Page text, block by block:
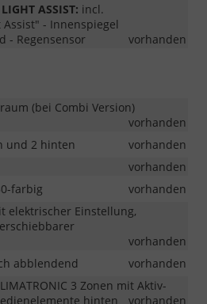
ASSIST: incl.
- Innenspiegel
- Regensensor
vorhanden
(bei Combi Version)
vorhanden
und 2 hinten
vorhanden
vorhanden
farbig
vorhanden
elektrischer Einstellung,
vorhanden
abblendend
vorhanden
3 Zonen mit Aktiv-
hinten
vorhanden